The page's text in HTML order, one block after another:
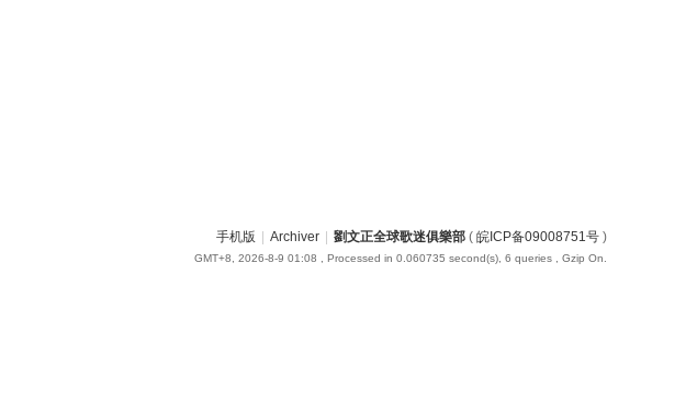
手机版 Archiver 劉文正全球歌迷俱樂部 ( 皖ICP备09008751号 )
GMT+8, 2026-8-9 01:08 , Processed in 0.060735 second(s), 6 queries , Gzip On.